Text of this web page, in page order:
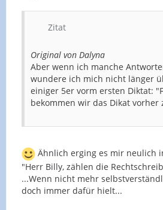
Zitat
Original von Dalyna
Aber wenn ich manche
wundere ich mich nicht länger
einiger 5er vorm ersten Diktat:
bekommen wir das Dikat vorher
Ähnlich erging es mir neulich
"Herr Billy, zählen die
...Wenn nicht mehr
doch immer dafür hielt...